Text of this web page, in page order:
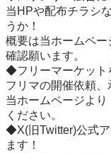
当HPや配布チラシ
うか！
概要は当ホームペ
確認願います。
◆フリーマーケット
フリマの開催依頼、
当ホームページよ
ください。
◆X(旧Twitter)公式ア
ます！